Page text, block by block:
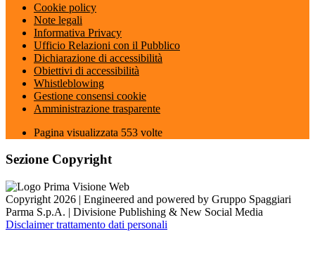
Cookie policy
Note legali
Informativa Privacy
Ufficio Relazioni con il Pubblico
Dichiarazione di accessibilità
Obiettivi di accessibilità
Whistleblowing
Gestione consensi cookie
Amministrazione trasparente
Pagina visualizzata 553 volte
Sezione Copyright
Copyright 2026 | Engineered and powered by Gruppo Spaggiari
Parma S.p.A. | Divisione Publishing & New Social Media
Disclaimer trattamento dati personali